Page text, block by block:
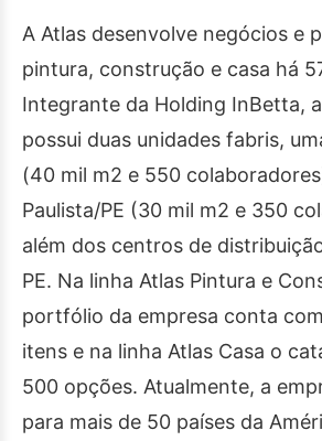
A Atlas desenvolve negócios e
pintura, construção e casa há
Integrante da Holding InBetta,
possui duas unidades fabris,
(40 mil m2 e 550
Paulista/PE (30 mil m2 e 350
além dos centros de
PE. Na linha Atlas Pintura e
portfólio da empresa conta
itens e na linha Atlas Casa o
500 opções. Atualmente, a
para mais de 50 países da